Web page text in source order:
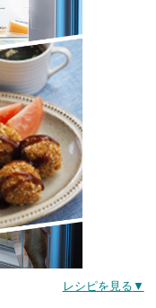
レシピを見る